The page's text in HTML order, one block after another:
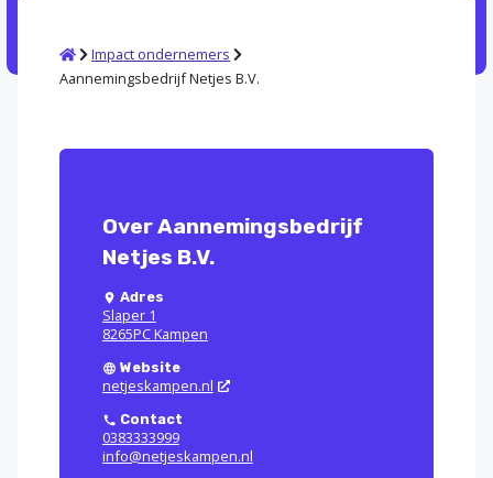
HomeImpact ondernemers
Aannemingsbedrijf Netjes B.V.
Over Aannemingsbedrijf
Netjes B.V.
Adres
Slaper 1
8265PC Kampen
Website
netjeskampen.nl
Contact
0383333999
info@netjeskampen.nl